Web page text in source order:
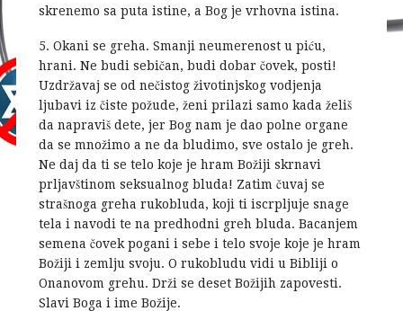
skrenemo sa puta istine, a Bog je vrhovna istina.
5. Okani se greha. Smanji neumerenost u piću,
hrani. Ne budi sebičan, budi dobar čovek, posti!
Uzdržavaj se od nečistog životinjskog vodjenja
ljubavi iz čiste požude, ženi prilazi samo kada želiš
da napraviš dete, jer Bog nam je dao polne organe
da se množimo a ne da bludimo, sve ostalo je greh.
Ne daj da ti se telo koje je hram Božiji skrnavi
prljavštinom seksualnog bluda! Zatim čuvaj se
strašnoga greha rukobluda, koji ti iscrpljuje snage
tela i navodi te na predhodni greh bluda. Bacanjem
semena čovek pogani i sebe i telo svoje koje je hram
Božiji i zemlju svoju. O rukobludu vidi u Bibliji o
Onanovom grehu. Drži se deset Božijih zapovesti.
Slavi Boga i ime Božije.